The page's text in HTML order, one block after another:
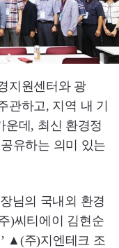
지원센터와 광
관하고, 지역 내 기
운데, 최신 환경정
유하는 의미 있는
님의 국내외 환경
)씨티에이 김현순
▲(주)지엔테크 조